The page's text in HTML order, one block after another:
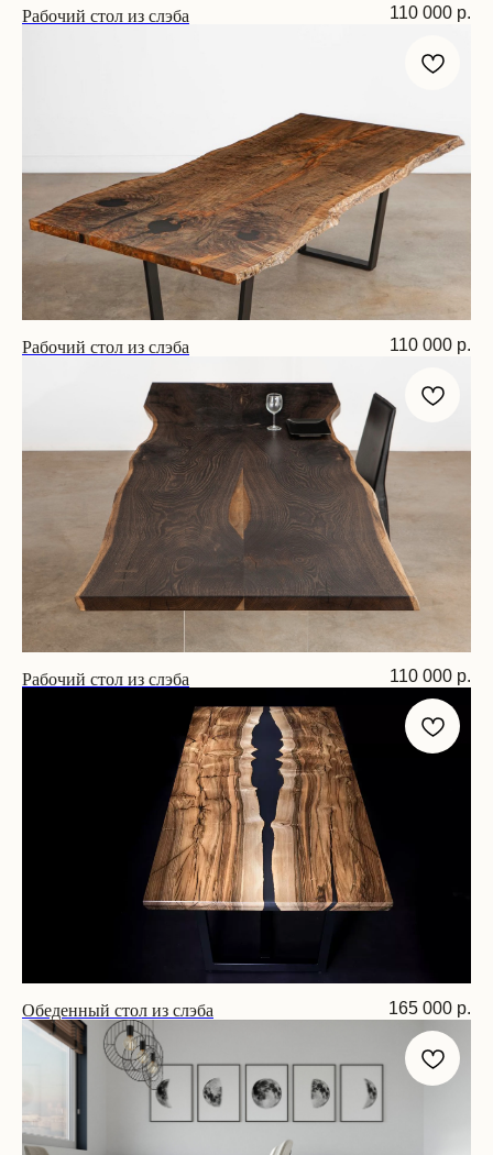
Рабочий стол из слэба 110 000 р.
Рабочий стол из слэба 110 000 р.
Рабочий стол из слэба 110 000 р.
Обеденный стол из слэба
Размер: 210х85х75 см
165 000 р.